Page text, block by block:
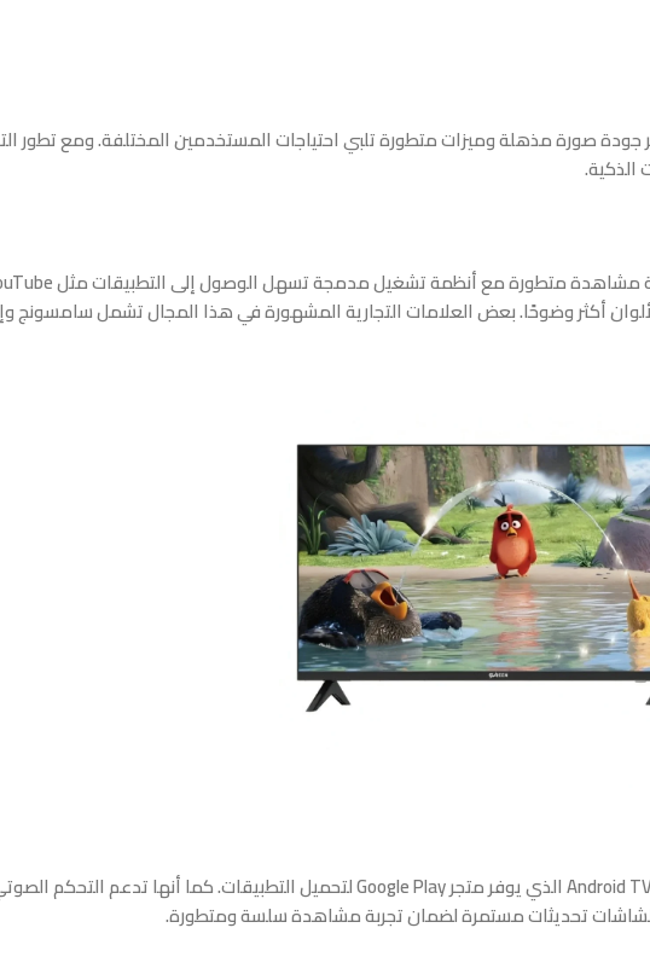
جودة صورة مذهلة وميزات متطورة تلبي احتياجات المستخدمين المختلفة. ومع تطور
الذكية.
الشاشات تحديثات مستمرة لضمان تجربة مشاهدة سلسة ومتطورة.